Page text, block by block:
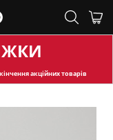
акційних товарів